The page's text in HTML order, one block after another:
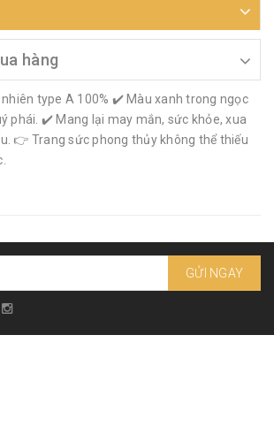
hàng
type A 100% ✔️ Màu xanh trong ngọc
phái. ✔️ Mang lại may mắn, sức khỏe, xua
👉 Trang sức phong thủy không thể thiếu
GỬI NGAY